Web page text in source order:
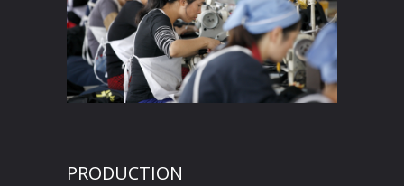
PRODUCTION